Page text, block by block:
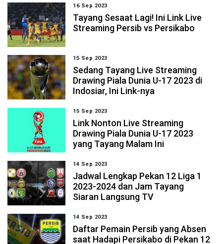
16 Sep 2023
Tayang Sesaat Lagi! Ini Link Live
Streaming Persib vs Persikabo
15 Sep 2023
Sedang Tayang Live Streaming
Drawing Piala Dunia U-17 2023 di
Indosiar, Ini Link-nya
15 Sep 2023
Link Nonton Live Streaming
Drawing Piala Dunia U-17 2023
yang Tayang Malam Ini
14 Sep 2023
Jadwal Lengkap Pekan 12 Liga 1
2023-2024 dan Jam Tayang
Siaran Langsung TV
14 Sep 2023
Daftar Pemain Persib yang Absen
saat Hadapi Persikabo di Pekan 12